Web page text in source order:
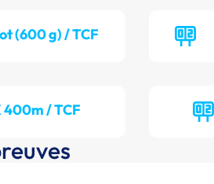
(600 g) / TCF
400m / TCF